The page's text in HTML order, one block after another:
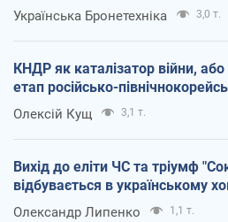
Українська Бронетехніка 3,0 т.
КНДР як каталізатор війни,
етап російсько-
Олексій Кущ 3,1 т.
Вихід до еліти ЧС та тріумф
відбувається в українському
Олександр Липенко 1,1 т.